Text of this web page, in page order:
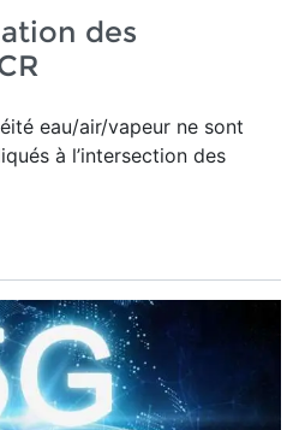
des
eau/air/vapeur ne sont
à l’intersection des